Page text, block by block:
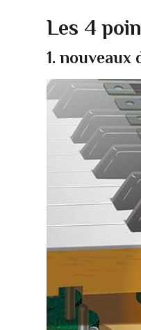
Les 4
1. nouveaux